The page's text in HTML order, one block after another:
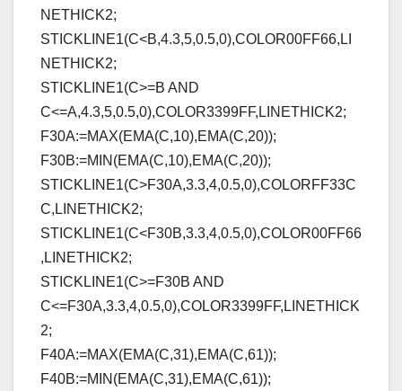
NETHICK2;
STICKLINE1(C<B,4.3,5,0.5,0),COLOR00FF66,LI
NETHICK2;
STICKLINE1(C>=B AND
C<=A,4.3,5,0.5,0),COLOR3399FF,LINETHICK2;
F30A:=MAX(EMA(C,10),EMA(C,20));
F30B:=MIN(EMA(C,10),EMA(C,20));
STICKLINE1(C>F30A,3.3,4,0.5,0),COLORFF33C
C,LINETHICK2;
STICKLINE1(C<F30B,3.3,4,0.5,0),COLOR00FF66
,LINETHICK2;
STICKLINE1(C>=F30B AND
C<=F30A,3.3,4,0.5,0),COLOR3399FF,LINETHICK
2;
F40A:=MAX(EMA(C,31),EMA(C,61));
F40B:=MIN(EMA(C,31),EMA(C,61));